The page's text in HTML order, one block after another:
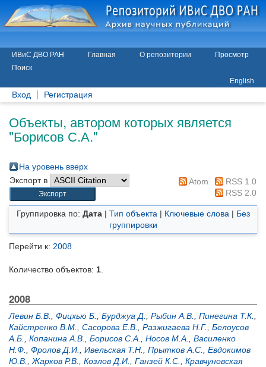
ИВиС ДВО РАН Главная О репозитории
Просмотр
Поиск
English
Вход Регистрация
Объекты, автором которых является
"Борисов С.А."
На уровень вверх
Экспорт в
Atom
RSS 1.0
RSS 2.0
Группировка по: Дата| Тип объекта | Ключевые слова | Без
группировки
Перейти к: 2008
Количество объектов: 1
2008
Левин Б.В. Фицхью Б. Бурджуа Д. Рыбин А.В. Пинегина Т.К.
Кайстренко В.М.
Сасорова Е.В. Разжигаева Н.Г.
Белоусов
А.Б.
Копанина А.В. Борисов С.А. Носов М.А.
Василенко
Н.Ф.
Фролов Д.И. Ивельская Т.Н. Прытков А.С.
Евдокимов
Ю.В.
Жарков Р.В. Козлов Д.И. Ганзей К.С.
Кравчуновская